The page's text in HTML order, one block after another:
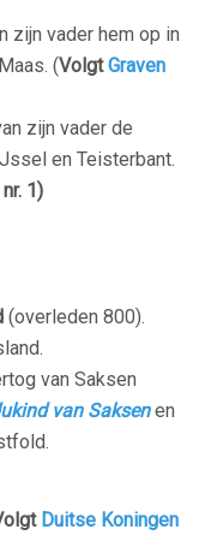
zijn vader hem op in
(VolgtGraven
zijn vader de
en Teisterbant.
nr. 1)
(overleden 800).
van Saksen
van Saksen en
Duitse Koningen